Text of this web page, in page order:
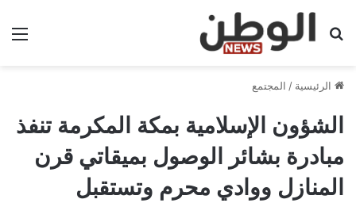
بحث عن
الرئيسية / المجتمع
الشؤون الإسلامية بمكة المكرمة تنفذ
مبادرة بشائر الوصول بميقاتي قرن
المنازل ووادي محرم وتستقبل